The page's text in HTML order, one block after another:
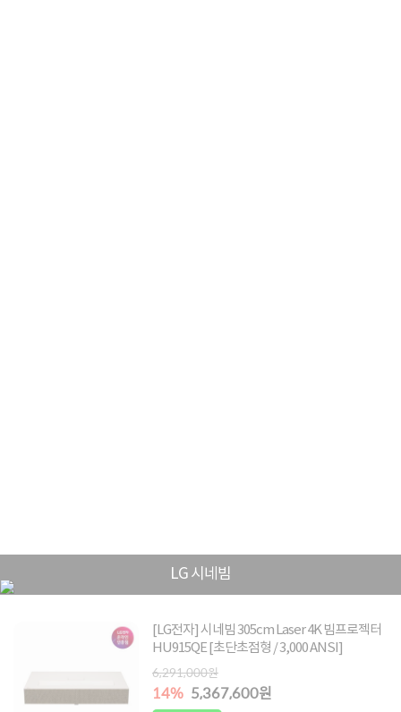
LG 시네빔
[LG전자] 시네빔 305cm Laser 4K 빔프로젝터
HU915QE [초단초점형 / 3,000 ANSI]
6,291,000원
14% 5,367,600원